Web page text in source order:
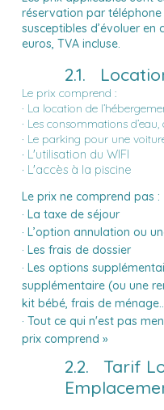
réservation par téléphone
susceptibles d’évoluer en
euros, TVA incluse.
2.1.
Le prix comprend :
· La location de
· Les consommations
· Le parking pour une
· L'utilisation du WIFI
· L'accès à la piscine
Le prix ne comprend pas :
· La taxe de séjour
· L’option annulation ou
· Les frais de dossier
· Les options
supplémentaire (ou une
kit bébé, frais de
· Tout ce qui n'est pas
prix comprend »
2.2. Tarif